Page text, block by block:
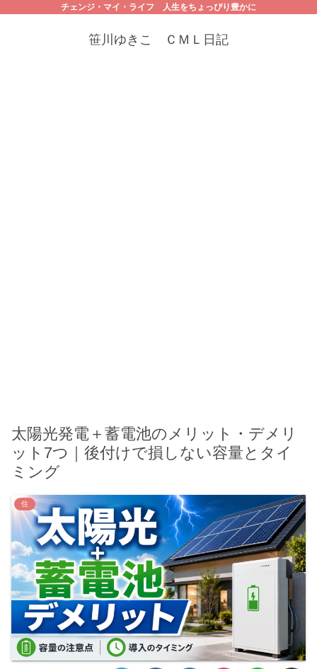
チェンジ・マイ・ライフ 人生をちょっぴり豊かに
笹川ゆきこ ＣＭＬ日記
太陽光発電＋蓄電池のメリット・デメリ
ット7つ｜後付けで損しない容量とタイ
ミング
住